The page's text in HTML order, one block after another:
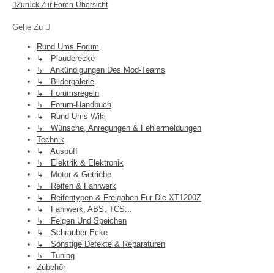
Zurück Zur Foren-Übersicht
Gehe Zu
Rund Ums Forum
↳ Plauderecke
↳ Ankündigungen Des Mod-Teams
↳ Bildergalerie
↳ Forumsregeln
↳ Forum-Handbuch
↳ Rund Ums Wiki
↳ Wünsche, Anregungen & Fehlermeldungen
Technik
↳ Auspuff
↳ Elektrik & Elektronik
↳ Motor & Getriebe
↳ Reifen & Fahrwerk
↳ Reifentypen & Freigaben Für Die XT1200Z
↳ Fahrwerk, ABS, TCS...
↳ Felgen Und Speichen
↳ Schrauber-Ecke
↳ Sonstige Defekte & Reparaturen
↳ Tuning
Zubehör